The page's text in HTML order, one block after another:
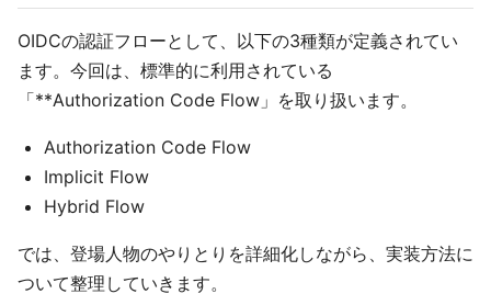
OIDCの認証フローとして、以下の3種類が定義されてい
ます。今回は、標準的に利用されている
「**Authorization Code Flow」を取り扱います。
Authorization Code Flow
Implicit Flow
Hybrid Flow
では、登場人物のやりとりを詳細化しながら、実装方法に
ついて整理していきます。